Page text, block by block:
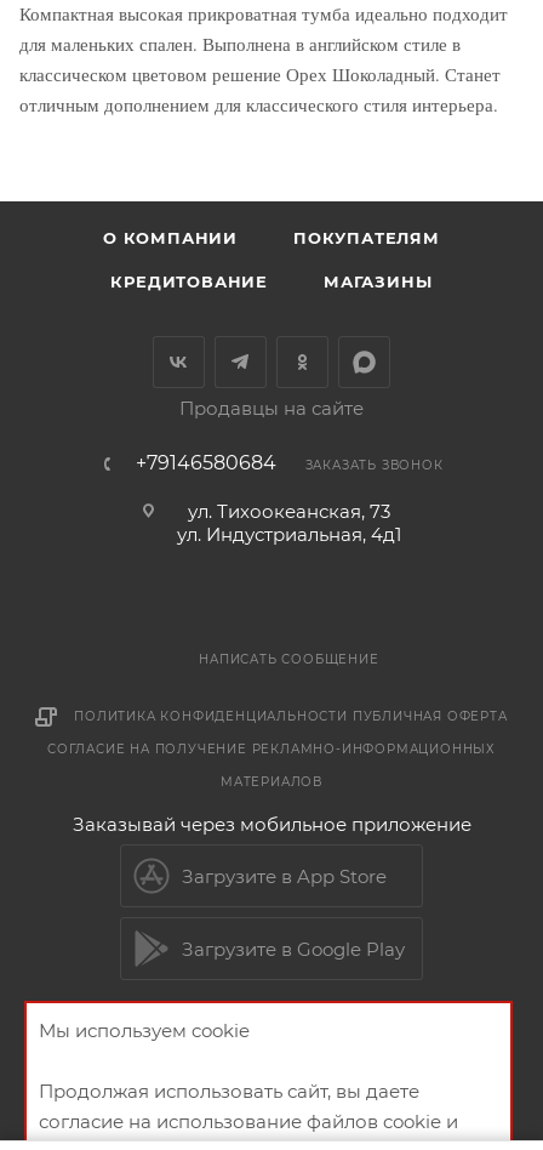
Компактная высокая прикроватная тумба идеально подходит
для маленьких спален. Выполнена в английском стиле в
классическом цветовом решение Орех Шоколадный. Станет
отличным дополнением для классического стиля интерьера.
О КОМПАНИИ ПОКУПАТЕЛЯМ
КРЕДИТОВАНИЕ МАГАЗИНЫ
Продавцы на сайте
+79146580684 ЗАКАЗАТЬ ЗВОНОК
ул. Тихоокеанская, 73
ул. Индустриальная, 4д1
НАПИСАТЬ СООБЩЕНИЕ
ПОЛИТИКА КОНФИДЕНЦИАЛЬНОСТИ ПУБЛИЧНАЯ ОФЕРТА
СОГЛАСИЕ НА ПОЛУЧЕНИЕ РЕКЛАМНО-ИНФОРМАЦИОННЫХ
МАТЕРИАЛОВ
Заказывай через мобильное приложение
Загрузите в App Store
Загрузите в Google Play
Мы используем cookie
Продолжая использовать сайт, вы даете
согласие на использование файлов cookie и